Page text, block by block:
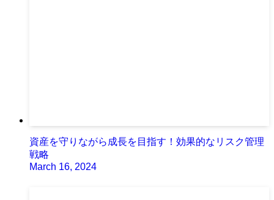
資産を守りながら成長を目指す！効果的なリスク管理
戦略
March 16, 2024